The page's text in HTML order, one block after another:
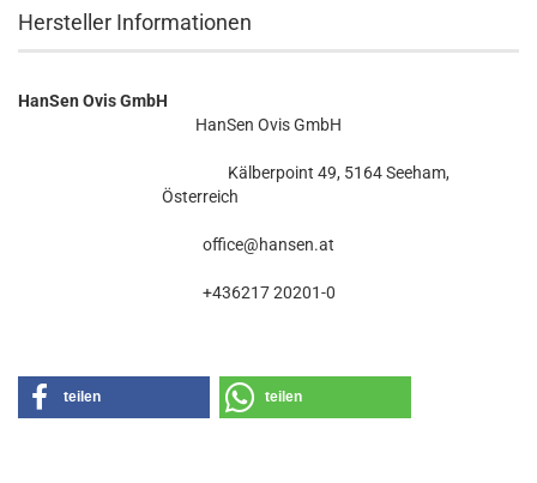
Hersteller Informationen
HanSen Ovis GmbH
HanSen Ovis GmbH
Kälberpoint 49, 5164 Seeham,
Österreich
office@hansen.at
+436217 20201-0
teilen teilen